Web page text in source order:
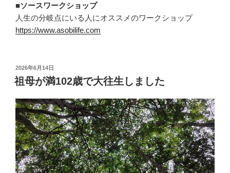
■ソースワークショップ
人生の分岐点にいる人にオススメのワークショップ
https://www.asobilife.com
投
稿
日:
2026年6月14日
祖母が満102歳で大往生しました